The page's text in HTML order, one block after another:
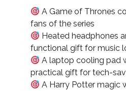
A Game of Thrones
fans of the series
Heated headphones
functional gift for music
A laptop cooling pad
practical gift for tech-
A Harry Potter magic